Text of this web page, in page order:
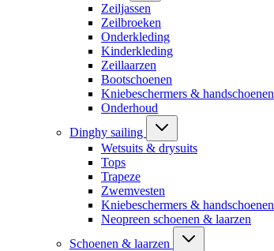
Zeiljassen
Zeilbroeken
Onderkleding
Kinderkleding
Zeillaarzen
Bootschoenen
Kniebeschermers & handschoenen
Onderhoud
Dinghy sailing
Wetsuits & drysuits
Tops
Trapeze
Zwemvesten
Kniebeschermers & handschoenen
Neopreen schoenen & laarzen
Schoenen & laarzen